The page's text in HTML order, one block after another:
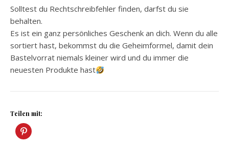
Solltest du Rechtschreibfehler finden, darfst du sie
behalten.
Es ist ein ganz persönliches Geschenk an dich. Wenn du alle
sortiert hast, bekommst du die Geheimformel, damit dein
Bastelvorrat niemals kleiner wird und du immer die
neuesten Produkte hast
Teilen mit: